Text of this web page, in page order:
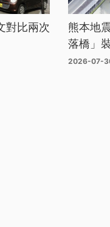
對比兩次
熊本地
落橋」
2026-07-